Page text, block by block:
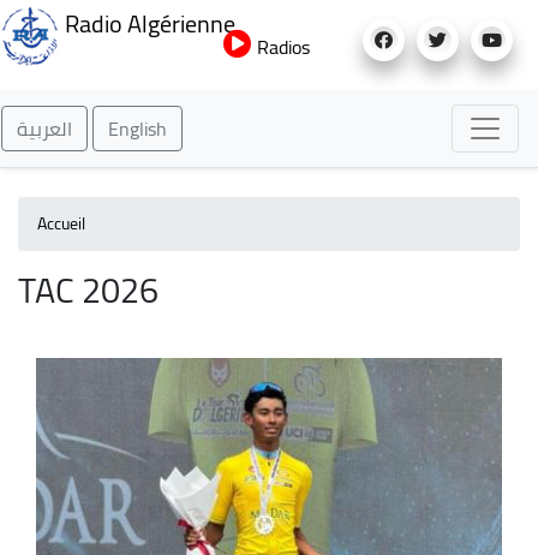
au
Radio Algérienne
Radios
العربية English
Accueil
TAC 2026